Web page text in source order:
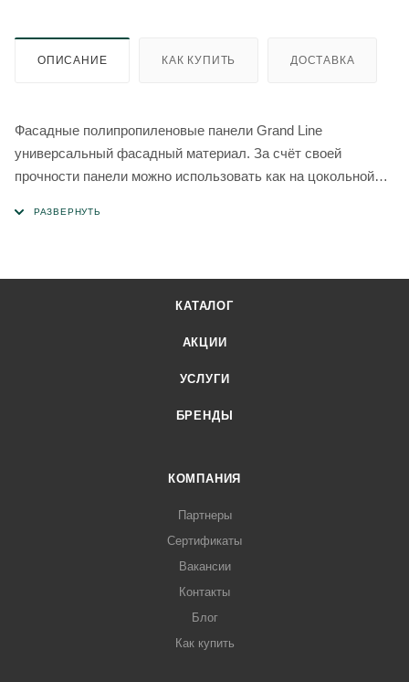
ОПИСАНИЕ КАК КУПИТЬ ДОСТАВКА
Фасадные полипропиленовые панели Grand Line
универсальный фасадный материал. За счёт своей
прочности панели можно использовать как на цокольной
КАТАЛОГ
АКЦИИ
УСЛУГИ
БРЕНДЫ
КОМПАНИЯ
Партнеры
Сертификаты
Вакансии
Контакты
Блог
Как купить